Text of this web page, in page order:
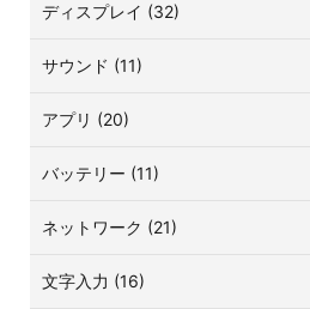
ディスプレイ (32)
サウンド (11)
アプリ (20)
バッテリー (11)
ネットワーク (21)
文字入力 (16)